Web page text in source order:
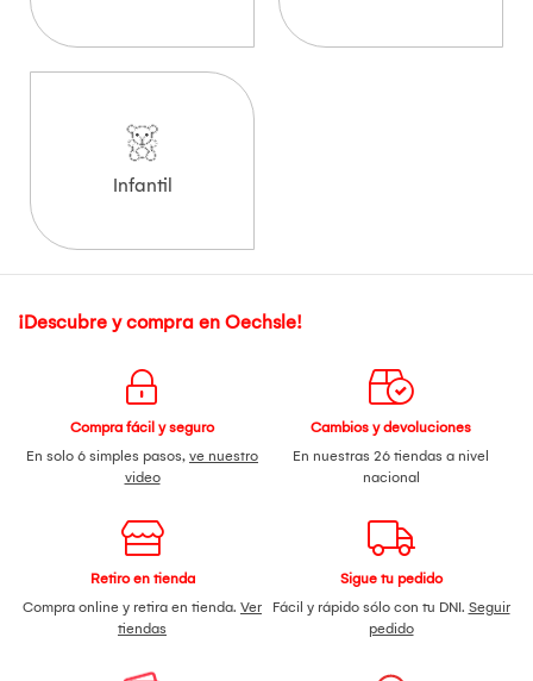
Infantil
¡Descubre y compra en Oechsle!
Compra fácil y seguro
En solo 6 simples pasos, ve nuestro
video
Cambios y devoluciones
En nuestras 26 tiendas a nivel
nacional
Retiro en tienda
Compra online y retira en tienda. Ver
tiendas
Sigue tu pedido
Fácil y rápido sólo con tu DNI. Seguir
pedido